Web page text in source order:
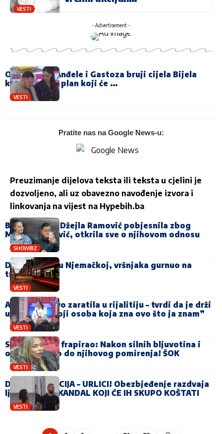
VESTI
- Advertisement -
VESTI
O dogovoru Anđele i Gastoza bruji cijela Bijela
kuća: Skovali plan koji će …
Pratite nas na Google News-u:
Preuzimanje dijelova teksta ili teksta u cjelini je
dozvoljeno, ali uz obavezno navođenje izvora i
linkovanja na vijest na Hypebih.ba
SHOWBIZ
BOLJELO JE… Džejla Ramović pobjesnila zbog
Marije Šerifović, otkrila sve o njihovom odnosu
VESTI
Dječja svađa u Njemačkoj, vršnjaka gurnuo na
tramvaj
VESTI
Anđela ponovo zaratila u rijalitiju – tvrdi da je drži
u šaci: “Postoji osoba koja zna ovo što ja znam”
VESTI
Sofijin potez frapirao: Nakon silnih bljuvotina i
optužbi došlo do njihovog pomirenja! ŠOK
VESTI
DISKVALIFIKACIJA – URLICI! Obezbjeđenje razdvaja
ljubavnike, SKANDAL KOJI ĆE IH SKUPO KOŠTATI